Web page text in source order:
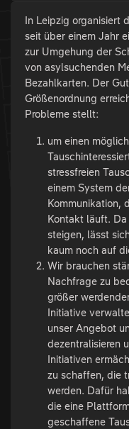
In Leipzig organisiert
seit über einem Jahr
zur Umgehung der
von asylsuchenden
Bezahlkarten. Der
Größenordnung
Probleme stellt:
um einen
stressfreien
einem System
Kommunikation,
Kontakt läuft.
steigen, lässt
kaum noch auf
Wir brauchen
Nachfrage zu
größer
Initiative
unser Angebot
dezentralisieren
Initiativen
zu schaffen, die
werden. Dafür
die eine
geschaffene